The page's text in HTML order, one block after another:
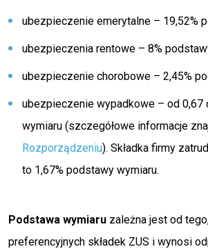
ubezpieczenie emerytalne – 19,52%
ubezpieczenia rentowe – 8%
ubezpieczenie chorobowe – 2,45%
ubezpieczenie wypadkowe – od 0,67
wymiaru (szczegółowe informacje
Rozporządzeniu). Składka firmy
to 1,67% podstawy wymiaru.
Podstawa wymiaru zależna jest od
preferencyjnych składek ZUS i wynosi